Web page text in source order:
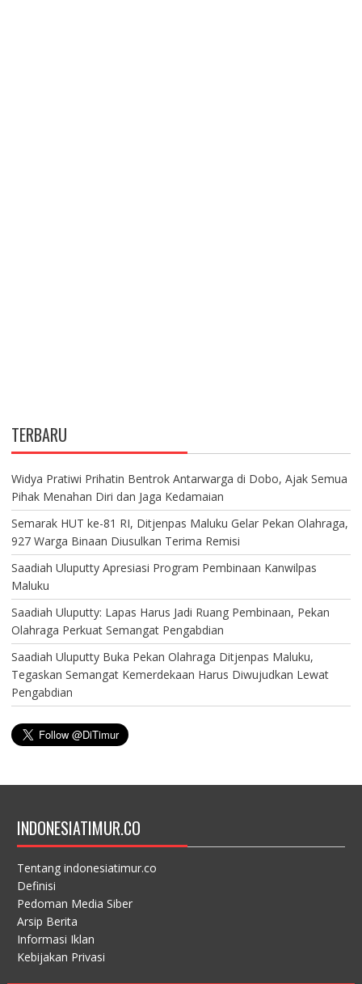
TERBARU
Widya Pratiwi Prihatin Bentrok Antarwarga di Dobo, Ajak Semua
Pihak Menahan Diri dan Jaga Kedamaian
Semarak HUT ke-81 RI, Ditjenpas Maluku Gelar Pekan Olahraga,
927 Warga Binaan Diusulkan Terima Remisi
Saadiah Uluputty Apresiasi Program Pembinaan Kanwilpas
Maluku
Saadiah Uluputty: Lapas Harus Jadi Ruang Pembinaan, Pekan
Olahraga Perkuat Semangat Pengabdian
Saadiah Uluputty Buka Pekan Olahraga Ditjenpas Maluku,
Tegaskan Semangat Kemerdekaan Harus Diwujudkan Lewat
Pengabdian
INDONESIATIMUR.CO
Tentang indonesiatimur.co
Definisi
Pedoman Media Siber
Arsip Berita
Informasi Iklan
Kebijakan Privasi